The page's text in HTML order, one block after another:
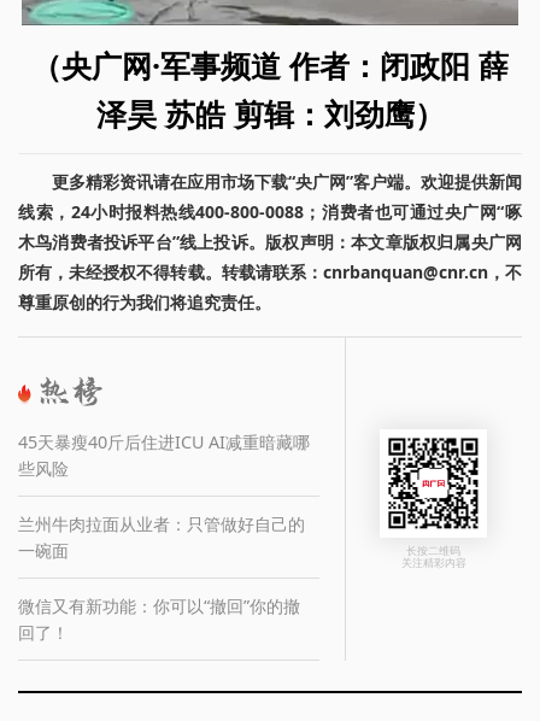
（央广网·军事频道 作者：闭政阳 薛
泽昊 苏皓 剪辑：刘劲鹰）
更多精彩资讯请在应用市场下载“央广网”客户端。欢迎提供新闻
线索，24小时报料热线400-800-0088；消费者也可通过央广网“啄
木鸟消费者投诉平台”线上投诉。版权声明：本文章版权归属央广网
所有，未经授权不得转载。转载请联系：cnrbanquan@cnr.cn，不
尊重原创的行为我们将追究责任。
45天暴瘦40斤后住进ICU AI减重暗藏哪
些风险
兰州牛肉拉面从业者：只管做好自己的
一碗面
微信又有新功能：你可以“撤回”你的撤
回了！
长按二维码
关注精彩内容